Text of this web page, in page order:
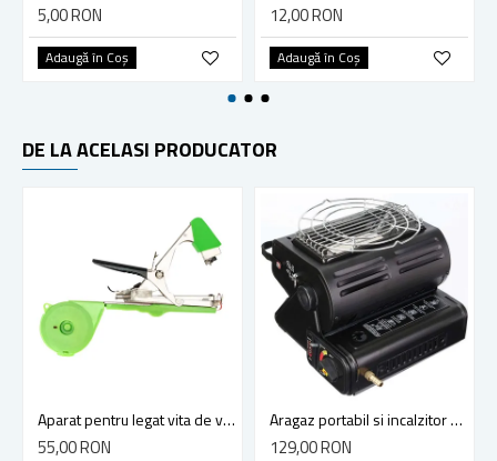
5,00 RON
Adaugă în Coş
12,00 RON
Adaugă în Coş
DE LA ACELASI PRODUCATOR
Aparat pentru legat vita de vie, legume si pomi fructiferi, Micul Fermier GF-0200, arc si lama de rezerva
55,00 RON
Aragaz portabil si incalzitor Micul Fermier, GF-0630, 2 in 1, 1.3 KW negru
129,00 RON